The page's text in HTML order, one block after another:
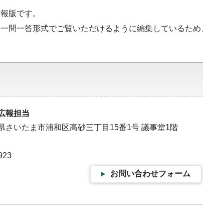
版です。
一問一答形式でご覧いただけるように編集しているた
報担当
さいたま市浦和区高砂三丁目15番1号 議事堂1階
お問い合わせフォーム